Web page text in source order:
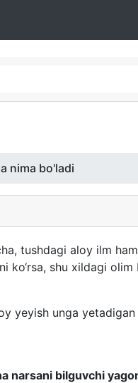
nima bo'ladi
tushdagi aloy ilm
shu xildagi olim
yeyish unga yetadigan
narsani bilguvchi